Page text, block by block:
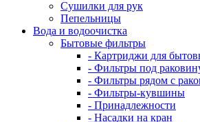
Сушилки для рук
Пепельницы
Вода и водоочистка
Бытовые фильтры
- Картриджи для
- Фильтры под
- Фильтры рядом с
- Фильтры-кувшины
- Принадлежности
- Насадки на кран